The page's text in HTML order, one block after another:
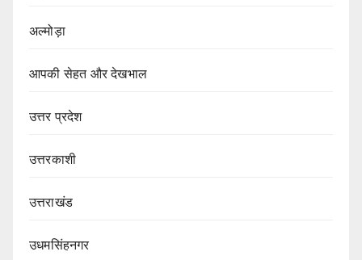
अल्मोड़ा
आपकी सेहत और देखभाल
उत्तर प्रदेश
उत्तरकाशी
उत्तराखंड
उधमसिंहनगर